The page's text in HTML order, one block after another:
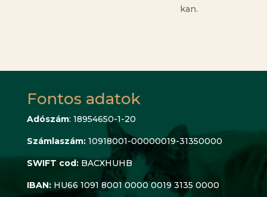
kan.
Fontos adatok
Adószám: 18954650-1-20
Számlaszám: 10918001-00000019-31350000
SWIFT cod: BACXHUHB
IBAN: HU66 1091 8001 0000 0019 3135 0000